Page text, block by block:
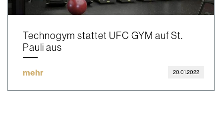
Technogym stattet UFC GYM auf St.
Pauli aus
mehr 20.01.2022